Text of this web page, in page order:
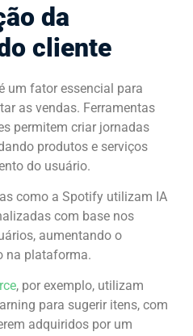
da
cliente
um fator essencial para
as vendas. Ferramentas
permitem criar jornadas
produtos e serviços
do usuário.
como a Spotify utilizam IA
com base nos
aumentando o
na plataforma.
, por exemplo, utilizam
para sugerir itens, com
adquiridos por um